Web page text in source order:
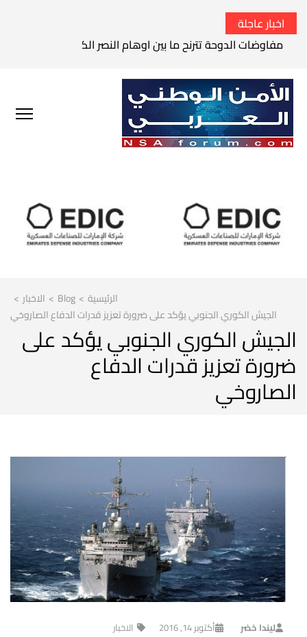
اخبار عاجلة
مفاوضات الدوحة تترنح ما بين اوهام النصر الكامل وواقع
الرئيسية >
Blog
> الاخبار >
الجيش الكوري الجنوبي يؤكد على ضرورة تعزيز قدرات الدفاع الصاروخي
الجيش الكوري الجنوبي يؤكد على
ضرورة تعزيز قدرات الدفاع
الصاروخي
ليندا خضر أكتوبر 14, 2016
الاخبار